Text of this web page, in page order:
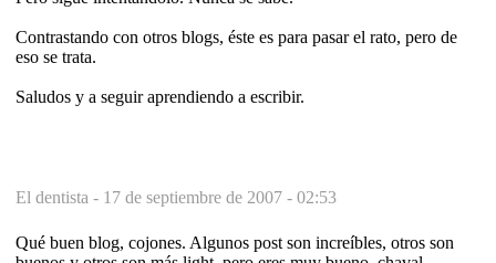
Contrastando con otros blogs, éste es para pasar el rato, pero de
eso se trata.
Saludos y a seguir aprendiendo a escribir.
El dentista - 17 de septiembre de 2007 - 02:53
Qué buen blog, cojones. Algunos post son increíbles, otros son